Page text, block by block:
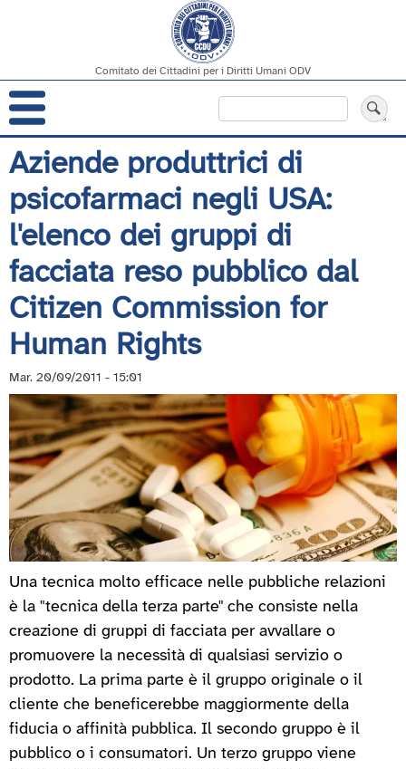
Salta
al
contenuto
principale
Comitato dei Cittadini per i Diritti Umani ODV
Navigazione
principale
Aziende produttrici di
psicofarmaci negli USA:
l'elenco dei gruppi di
facciata reso pubblico dal
Citizen Commission for
Human Rights
Mar. 20/09/2011 - 15:01
Una tecnica molto efficace nelle pubbliche relazioni
è la "tecnica della terza parte" che consiste nella
creazione di gruppi di facciata per avvallare o
promuovere la necessità di qualsiasi servizio o
prodotto. La prima parte è il gruppo originale o il
cliente che beneficerebbe maggiormente della
fiducia o affinità pubblica. Il secondo gruppo è il
pubblico o i consumatori. Un terzo gruppo viene